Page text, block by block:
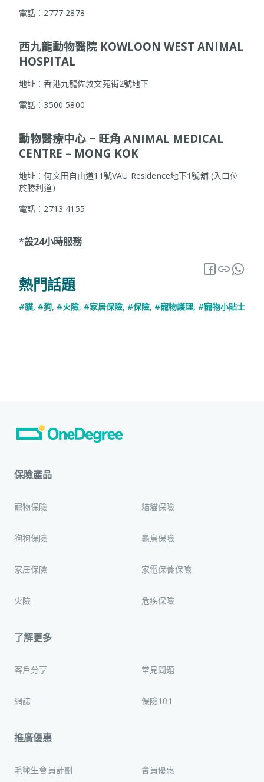
電話：2777 2878
西九龍動物醫院 KOWLOON WEST ANIMAL
HOSPITAL
地址：香港九龍佐敦文苑街2號地下
電話：3500 5800
動物醫療中心 − 旺角 ANIMAL MEDICAL
CENTRE – MONG KOK
地址：何文田自由道11號VAU Residence地下1號舖 (入口位
於勝利道)
電話：2713 4155
*設24小時服務
熱門話題
#貓, #狗, #火險, #家居保險, #保險, #寵物護理, #寵物小貼士
保險產品
寵物保險 貓貓保險
狗狗保險 龜鳥保險
家居保險 家電保養保險
火險 危疾保險
了解更多
客戶分享 常見問題
網誌 保險101
推廣優惠
毛範生會員計劃 會員優惠